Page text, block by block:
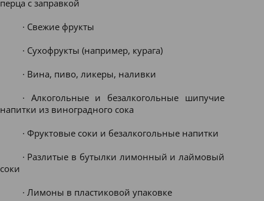
перца с заправкой
· Свежие фрукты
· Сухофрукты (например, курага)
· Вина, пиво, ликеры, наливки
· Алкогольные и безалкогольные шипучие
напитки из виноградного сока
· Фруктовые соки и безалкогольные напитки
· Разлитые в бутылки лимонный и лаймовый
соки
· Лимоны в пластиковой упаковке